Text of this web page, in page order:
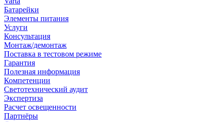
Батарейки
Элементы питания
Услуги
Консультация
Монтаж/демонтаж
Поставка в тестовом режиме
Гарантия
Полезная информация
Компетенции
Светотехнический аудит
Экспертиза
Расчет освещенности
Партнёры